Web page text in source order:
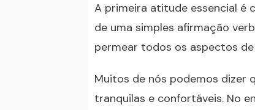
A primeira atitude essencial é
de uma simples afirmação
permear todos os aspectos de
Muitos de nós podemos dizer
tranquilas e confortáveis. No